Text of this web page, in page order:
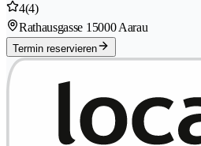
4(4)
Rathausgasse 1 5000 Aarau
Termin reservieren